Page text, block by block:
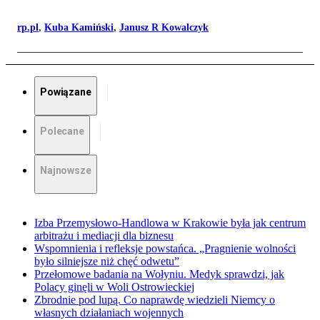
rp.pl, Kuba Kamiński, Janusz R Kowalczyk
Powiązane
Polecane
Najnowsze
Izba Przemysłowo-Handlowa w Krakowie była jak centrum
arbitrażu i mediacji dla biznesu
Wspomnienia i refleksje powstańca. „Pragnienie wolności
było silniejsze niż chęć odwetu”
Przełomowe badania na Wołyniu. Medyk sprawdzi, jak
Polacy ginęli w Woli Ostrowieckiej
Zbrodnie pod lupą. Co naprawdę wiedzieli Niemcy o
własnych działaniach wojennych